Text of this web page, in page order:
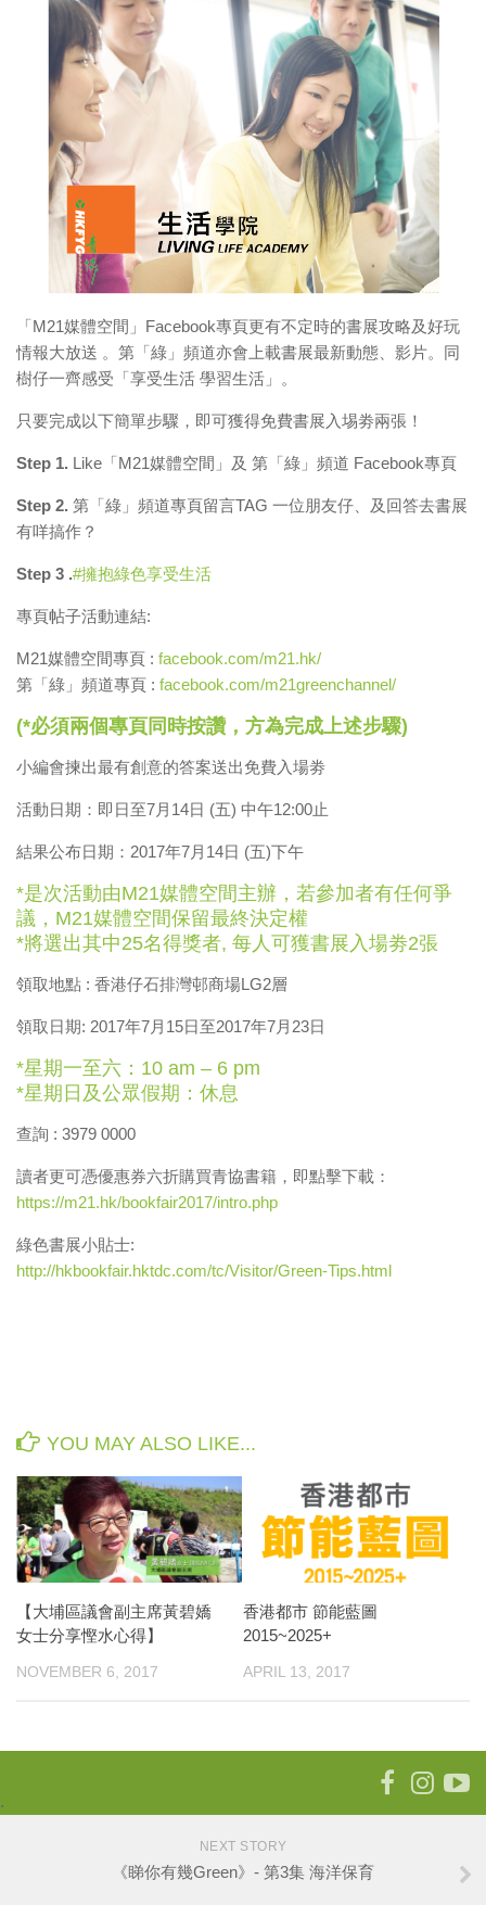
「M21媒體空間」Facebook專頁更有不定時的書展攻略及好玩
情報大放送 。第「綠」頻道亦會上載書展最新動態、影片。同
樹仔一齊感受「享受生活 學習生活」。
只要完成以下簡單步驟，即可獲得免費書展入埸劵兩張！
Step 1. Like 「M21媒體空間」及 第「綠」頻道 Facebook專頁
Step 2. 第「綠」頻道專頁留言TAG 一位朋友仔、及回答去書展
有咩搞作？
Step 3 .#擁抱綠色享受生活
專頁帖子活動連結:
M21媒體空間專頁 : facebook.com/m21.hk/
第「綠」頻道專頁 : facebook.com/m21greenchannel/
(*必須兩個專頁同時按讚，方為完成上述步驟)
小編會揀出最有創意的答案送出免費入場劵
活動日期：即日至7月 14日 (五) 中午12:00止
結果公布日期： 2017年7月 14日 (五)下午
*是次活動由M21媒體空間主辦，若參加者有任何爭
議，M21媒體空間保留最終決定權
*將選出其中25名得獎者, 每人可獲書展入場劵2張
領取地點 : 香港仔石排灣邨商場LG2層
領取日期: 2017年7月 15日至2017年7月 23日
*星期一至六：10 am – 6 pm
*星期日及公眾假期：休息
查詢 : 3979 0000
讀者更可憑優惠券六折購買青協書籍，即點擊下載：
https://m21.hk/bookfair2017/intro.php
綠色書展小貼士:
http://hkbookfair.hktdc.com/tc/Visitor/Green-Tips.html
YOU MAY ALSO LIKE...
【大埔區議會副主席黃碧嬌
女士分享慳水心得】
NOVEMBER 6, 2017
香港都市 節能藍圖
2015~2025+
APRIL 13, 2017
.
NEXT STORY
《睇你有幾Green》- 第3集 海洋保育